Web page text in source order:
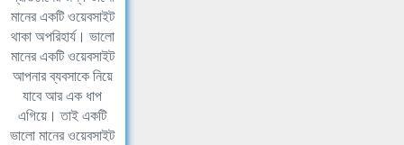
মানের একটি ওয়েবসাইট
থাকা অপরিহার্য। ভালো
মানের একটি ওয়েবসাইট
আপনার ব্যবসাকে নিয়ে
যাবে আর এক ধাপ
এগিয়ে। তাই একটি
ভালো মানের ওয়েবসাইট